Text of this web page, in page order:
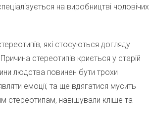
на виробництві чоловічих
які стосуються догляду
стереотипів криється у старій
людства повинен бути трохи
емоції, та ще вдягатися мусить
стереотипам, навішували кліше та